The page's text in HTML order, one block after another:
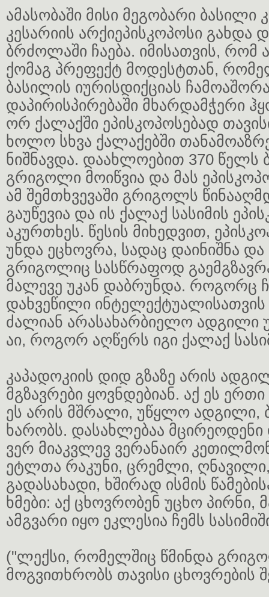
ამასობაში მისი მეგობარი ბასილი
კესარიის არქიეპისკოპოსი გახდა
ბრძოლაში ჩაება. იმისათვის, რომ
ქომაგ პრეფექტ მოდესტთან,
ბასილის იურისდიქციას
დაპირისპირებაში მხარდამჭერი
ორ ქალაქში ეპისკოპოსებად
ხოლო სხვა ქალაქებში
ნიშნავდა. დაახლოებით 370 წელს
გრიგოლი მოიწვია და მას
ამ შემთხვევაში გრიგოლს
გაუწევია და ის ქალაქ სასიმის
აკურთხეს. წესის მიხედვით,
უნდა ეცხოვრა, სადაც დაინიშნა და
გრიგოლიც სასწრაფოდ
მალევე უკან დაბრუნდა. როგორც
დახვეწილი
ძალიან არასახარბიელო ადგილი
აი, როგორ აღწერს იგი ქალაქ
კაპადოკიის დიდ გზაზე არის
მგზავრები ყოვნდებიან. აქ ეს
ეს არის მშრალი, უწყლო ადგილი,
ხარობს. დასახლებაა მცირეოდენი
ვერ მიაკვლევ ვერანაირ
ეტლთა რაკუნი, ცრემლი,
გადასახადი, ხშირად ისმის
ხმები: აქ ცხოვრობენ უცხო პირნი,
ამგვარი იყო ეკლესია ჩემს
("ლექსი, რომელშიც წმინდა
მოგვითხრობს თავისი ცხოვრების